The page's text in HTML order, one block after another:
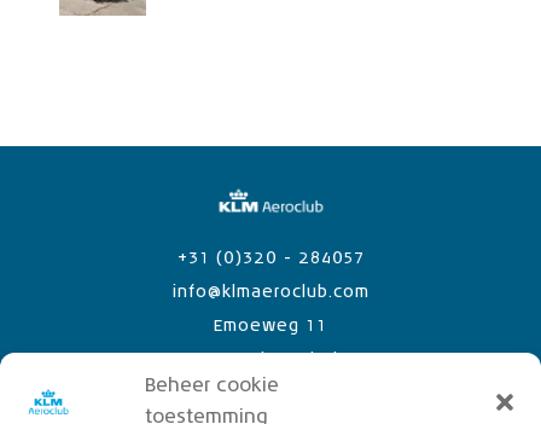
Beheer cookie
toestemming
Emoeweg 11
info@klmaeroclub.com
+31 (0)320 - 284057